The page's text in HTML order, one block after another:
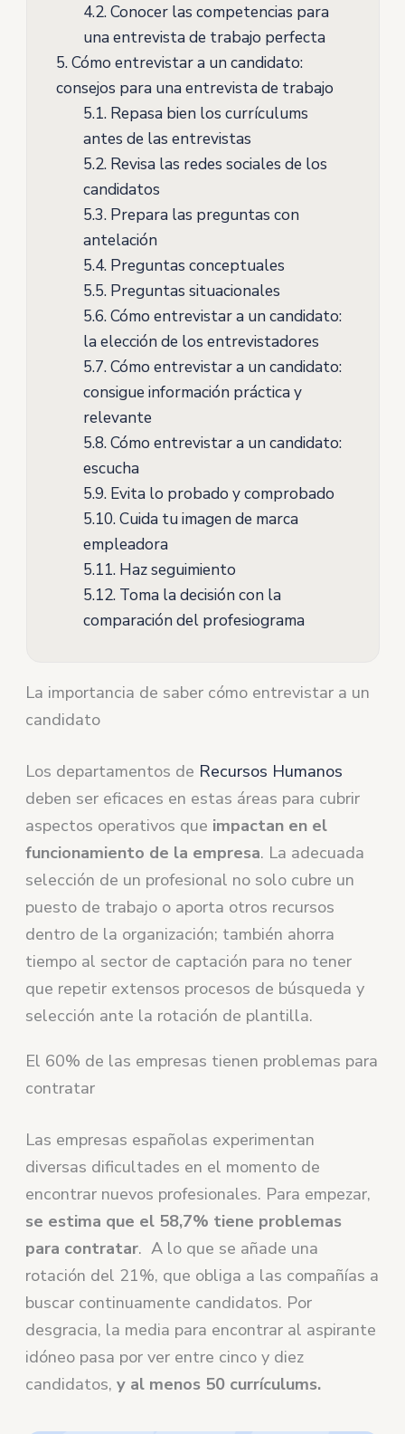
4.2.Conocer las competencias para
una entrevista de trabajo perfecta
5.Cómo entrevistar a un candidato:
consejos para una entrevista de trabajo
5.1.Repasa bien los currículums
antes de las entrevistas
5.2.Revisa las redes sociales de los
candidatos
5.3.Prepara las preguntas con
antelación
5.4.Preguntas conceptuales
5.5.Preguntas situacionales
5.6.Cómo entrevistar a un candidato:
la elección de los entrevistadores
5.7.Cómo entrevistar a un candidato:
consigue información práctica y
relevante
5.8.Cómo entrevistar a un candidato:
escucha
5.9.Evita lo probado y comprobado
5.10.Cuida tu imagen de marca
empleadora
5.11.Haz seguimiento
5.12.Toma la decisión con la
comparación del profesiograma
La importancia de saber cómo entrevistar a un
candidato
Los departamentos de Recursos Humanos
deben ser eficaces en estas áreas para cubrir
aspectos operativos que impactan en el
funcionamiento de la empresa. La adecuada
selección de un profesional no solo cubre un
puesto de trabajo o aporta otros recursos
dentro de la organización; también ahorra
tiempo al sector de captación para no tener
que repetir extensos procesos de búsqueda y
selección ante la rotación de plantilla.
El 60% de las empresas tienen problemas para
contratar
Las empresas españolas experimentan
diversas dificultades en el momento de
encontrar nuevos profesionales. Para empezar,
se estima que el 58,7% tiene problemas
para contratar. A lo que se añade una
rotación del 21%, que obliga a las compañías a
buscar continuamente candidatos. Por
desgracia, la media para encontrar al aspirante
idóneo pasa por ver entre cinco y diez
candidatos,y al menos 50 currículums.